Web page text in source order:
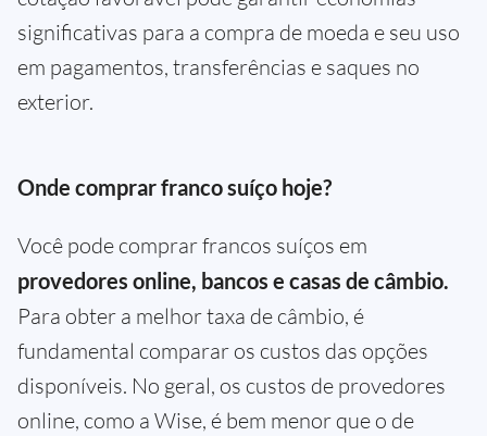
significativas para a compra de moeda e seu uso
em pagamentos, transferências e saques no
exterior.
Onde comprar franco suíço hoje?
Você pode comprar francos suíços em
provedores online, bancos e casas de câmbio.
Para obter a melhor taxa de câmbio, é
fundamental comparar os custos das opções
disponíveis. No geral, os custos de provedores
online, como a Wise, é bem menor que o de